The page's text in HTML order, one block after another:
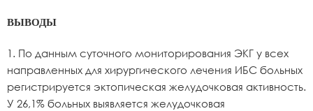
ВЫВОДЫ
1. По данным суточного мониторирования ЭКГ у всех
направленных для хирургического лечения ИБС больных
регистрируется эктопическая желудочковая активность.
У 26,1% больных выявляется желудочковая